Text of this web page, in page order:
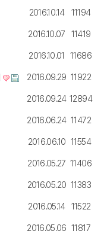
2016.10.14 11194
2016.10.07 11419
2016.10.01 11686
2016.09.29 11922
2016.09.24 12894
2016.06.24 11472
2016.06.10 11554
2016.05.27 11406
2016.05.20 11383
2016.05.14 11522
2016.05.06 11817